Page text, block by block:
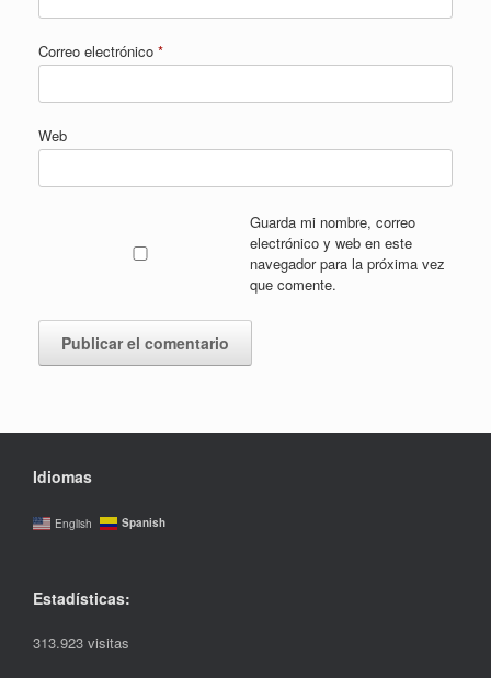
Correo electrónico *
Web
Guarda mi nombre, correo
electrónico y web en este
navegador para la próxima vez
que comente.
Idiomas
English Spanish
Estadísticas:
313.923 visitas